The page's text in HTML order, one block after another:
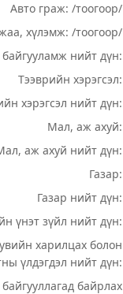
Авто граж: /тоогоор/
хүлэмж: /тоогоор/
нийт дүн:
Тээврийн хэрэгсэл:
хэрэгсэл нийт дүн:
Мал, аж ахуй:
аж ахуй нийт дүн:
Газар:
Газар нийт дүн:
үнэт зүйл нийт дүн:
харилцах болон
үлдэгдэл нийт дүн:
байрлах